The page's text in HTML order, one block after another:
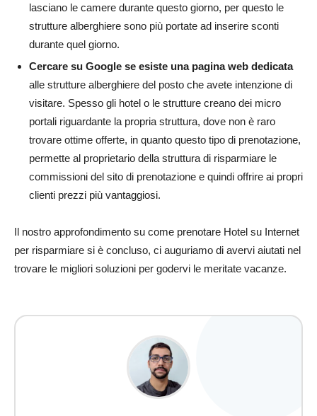
lasciano le camere durante questo giorno, per questo le
strutture alberghiere sono più portate ad inserire sconti
durante quel giorno.
Cercare su Google se esiste una pagina web dedicata
alle strutture alberghiere del posto che avete intenzione di
visitare. Spesso gli hotel o le strutture creano dei micro
portali riguardante la propria struttura, dove non è raro
trovare ottime offerte, in quanto questo tipo di prenotazione,
permette al proprietario della struttura di risparmiare le
commissioni del sito di prenotazione e quindi offrire ai propri
clienti prezzi più vantaggiosi.
Il nostro approfondimento su come prenotare Hotel su Internet
per risparmiare si è concluso, ci auguriamo di avervi aiutati nel
trovare le migliori soluzioni per godervi le meritate vacanze.